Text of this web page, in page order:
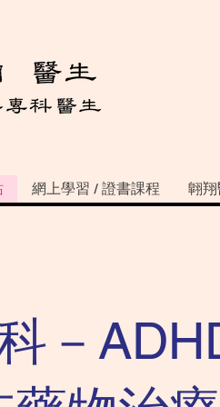
網上學習 / 證書課程 翺翔
－